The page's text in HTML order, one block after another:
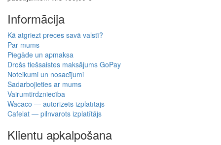
Informācija
Kā atgriezt preces savā valstī?
Par mums
Piegāde un apmaksa
Drošs tiešsaistes maksājums GoPay
Noteikumi un nosacījumi
Sadarbojieties ar mums
Vairumtirdzniecība
Wacaco — autorizēts izplatītājs
Cafelat — pilnvarots izplatītājs
Klientu apkalpošana